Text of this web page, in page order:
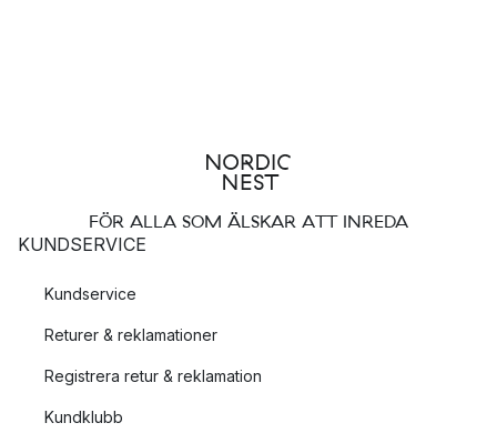
FÖR ALLA SOM ÄLSKAR ATT INREDA
KUNDSERVICE
Kundservice
Returer & reklamationer
Registrera retur & reklamation
Kundklubb